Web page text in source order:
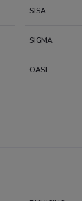
SISA
SIGMA
OASI